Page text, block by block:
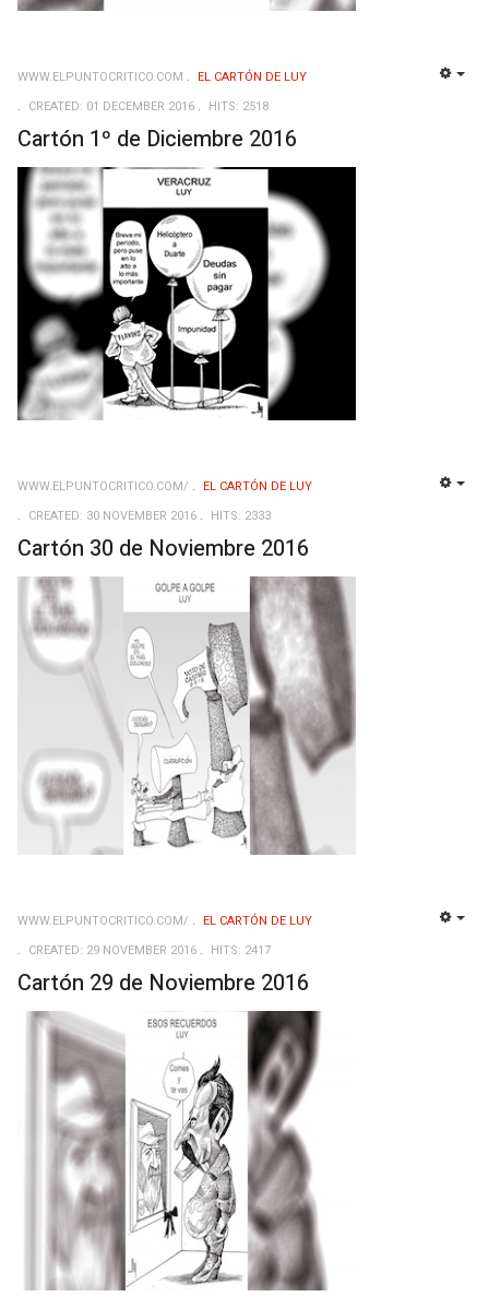
WWW.ELPUNTOCRITICO.COM
EL CARTÓN DE LUY
CREATED: 01 DECEMBER 2016
HITS: 2518
Cartón 1º de Diciembre 2016
WWW.ELPUNTOCRITICO.COM/
EL CARTÓN DE LUY
CREATED: 30 NOVEMBER 2016
HITS: 2333
Cartón 30 de Noviembre 2016
WWW.ELPUNTOCRITICO.COM/
EL CARTÓN DE LUY
CREATED: 29 NOVEMBER 2016
HITS: 2417
Cartón 29 de Noviembre 2016